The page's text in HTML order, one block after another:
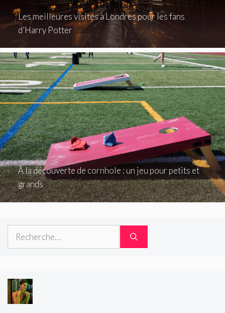
Les meilleures visites à Londres pour les fans
d’Harry Potter
À la découverte de cornhole : un jeu pour petits et
grands
Rechercher :